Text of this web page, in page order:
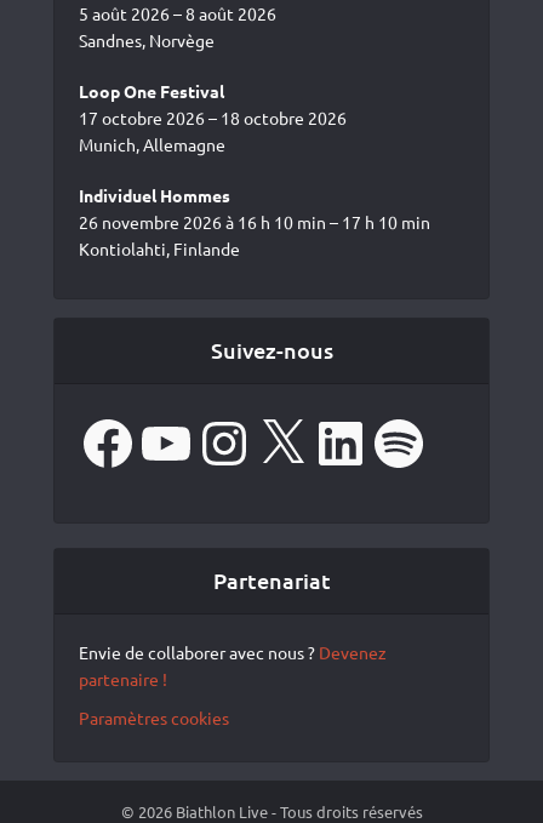
5 août 2026 – 8 août 2026
Sandnes, Norvège
Loop One Festival
17 octobre 2026 – 18 octobre 2026
Munich, Allemagne
Individuel Hommes
26 novembre 2026 à 16 h 10 min – 17 h 10 min
Kontiolahti, Finlande
Suivez-nous
FacebookYouTube Instagram LinkedIn Spotify
Partenariat
Envie de collaborer avec nous ? Devenez
partenaire !
Paramètres cookies
© 2026 Biathlon Live - Tous droits réservés